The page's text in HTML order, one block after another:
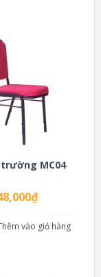
trường MC04
₫
vào giỏ hàng